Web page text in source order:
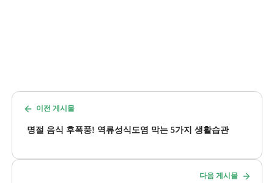
이전 게시물
명절 음식 후폭풍! 역류성식도염 막는 5가지 생활습관
다음 게시물